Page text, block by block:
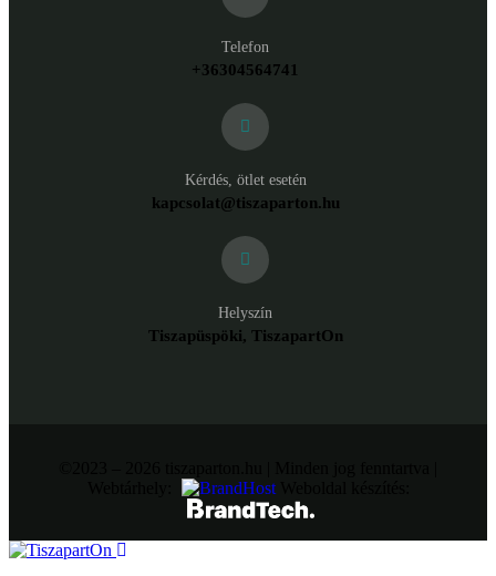
Telefon
+36304564741
Kérdés, ötlet esetén
kapcsolat@tiszaparton.hu
Helyszín
Tiszapüspöki, TiszapartOn
Weboldal készítés: